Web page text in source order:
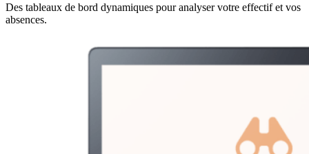
Des tableaux de bord dynamiques pour analyser votre effectif et vos
absences.